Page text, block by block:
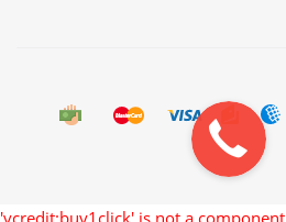
'vcredit:buy1click' is not a component